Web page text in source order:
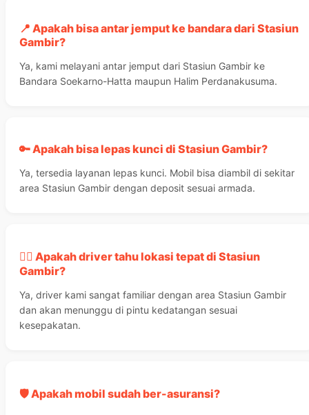
📍 Apakah bisa antar jemput ke bandara dari Stasiun
Gambir?
Ya, kami melayani antar jemput dari Stasiun Gambir ke
Bandara Soekarno-Hatta maupun Halim Perdanakusuma.
🔑 Apakah bisa lepas kunci di Stasiun Gambir?
Ya, tersedia layanan lepas kunci. Mobil bisa diambil di sekitar
area Stasiun Gambir dengan deposit sesuai armada.
👨‍✈️ Apakah driver tahu lokasi tepat di Stasiun
Gambir?
Ya, driver kami sangat familiar dengan area Stasiun Gambir
dan akan menunggu di pintu kedatangan sesuai
kesepakatan.
🛡️ Apakah mobil sudah ber-asuransi?